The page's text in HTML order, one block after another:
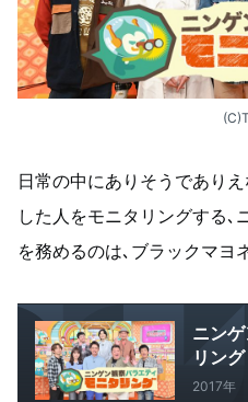
日常の中にありそうであり
した人をモニタリングする､
を務めるのは､ブラックマヨ
ニン
リング
2017年